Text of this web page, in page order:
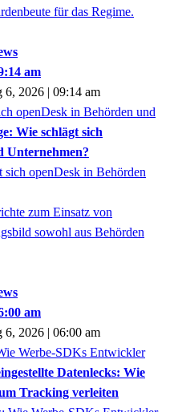
für das Regime.
am
6, 2026 | 09:14 am
openDesk in Behörden und
Wie schlägt sich
Unternehmen?
zum Einsatz von
sowohl aus Behörden
am
6, 2026 | 06:00 am
Werbe-SDKs Entwickler
Datenlecks: Wie
Tracking verleiten